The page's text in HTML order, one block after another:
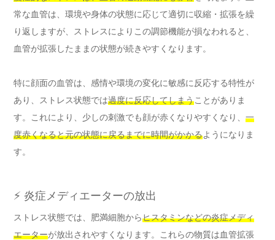
常な血管は、環境や身体の状態に応じて適切に収縮・拡張を繰
り返しますが、ストレスによりこの調節機能が損なわれると、
血管が拡張したままの状態が続きやすくなります。
特に顔面の血管は、感情や環境の変化に敏感に反応する特性が
あり、ストレス状態では過度に反応してしまうことがありま
す。これにより、少しの刺激でも顔が赤くなりやすくなり、 一
度赤くなると元の状態に戻るまでに時間がかかるようになりま
す。
⚡ 炎症メディエーターの放出
ストレス状態では、肥満細胞からヒスタミンなどの炎症メディ
エーターが放出されやすくなります。これらの物質は血管拡張